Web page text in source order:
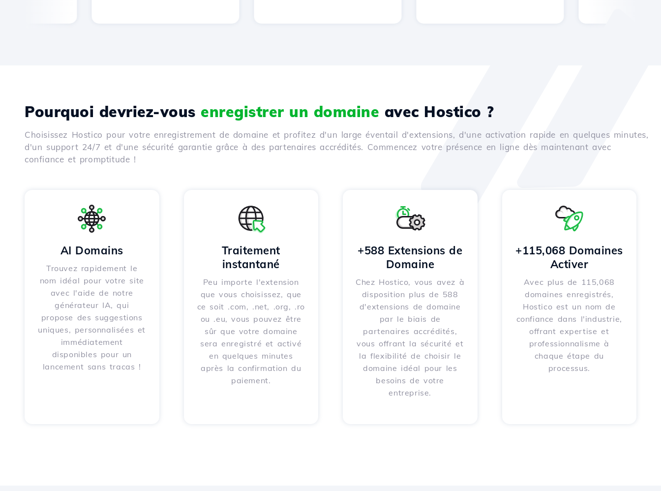
Pourquoi devriez-vous enregistrer un domaine avec Hostico ?
Choisissez Hostico pour votre enregistrement de domaine et profitez d'un large éventail d'extensions, d'une activation rapide en quelques minutes,
d'un support 24/7 et d'une sécurité garantie grâce à des partenaires accrédités. Commencez votre présence en ligne dès maintenant avec
confiance et promptitude !
AI Domains
Trouvez rapidement le
nom idéal pour votre site
avec l'aide de notre
générateur IA, qui
propose des suggestions
uniques, personnalisées et
immédiatement
disponibles pour un
lancement sans tracas !
Traitement
instantané
Peu importe l'extension
que vous choisissez, que
ce soit .com, .net, .org, .ro
ou .eu, vous pouvez être
sûr que votre domaine
sera enregistré et activé
en quelques minutes
après la confirmation du
paiement.
+588 Extensions de
Domaine
Chez Hostico, vous avez à
disposition plus de 588
d'extensions de domaine
par le biais de
partenaires accrédités,
vous offrant la sécurité et
la flexibilité de choisir le
domaine idéal pour les
besoins de votre
entreprise.
+115,068 Domaines
Activer
Avec plus de 115,068
domaines enregistrés,
Hostico est un nom de
confiance dans l'industrie,
offrant expertise et
professionnalisme à
chaque étape du
processus.